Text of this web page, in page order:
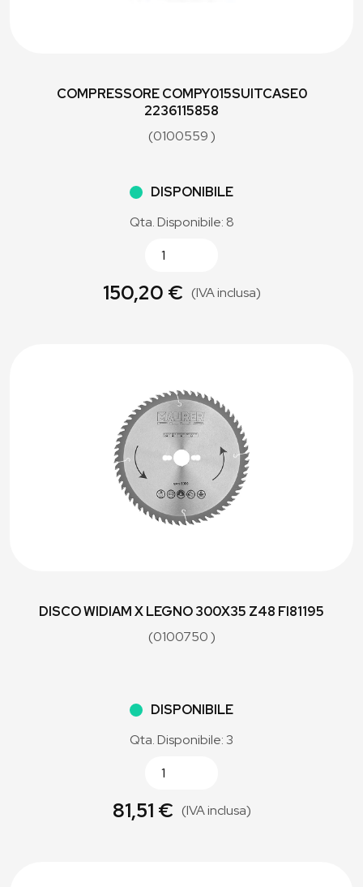
COMPRESSORE COMPY015SUITCASE0
2236115858
(0100559 )
DISPONIBILE
Qta. Disponibile: 8
150,20 € (IVA inclusa)
DISCO WIDIAM X LEGNO 300X35 Z48 FI81195
(0100750 )
DISPONIBILE
Qta. Disponibile: 3
81,51 € (IVA inclusa)